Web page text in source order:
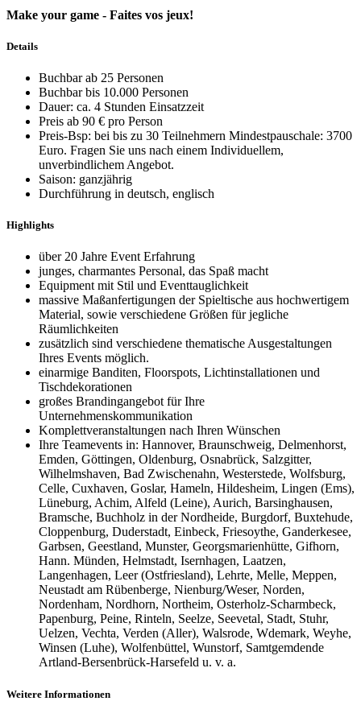
Make your game - Faites vos jeux!
Details
Buchbar ab 25 Personen
Buchbar bis 10.000 Personen
Dauer: ca. 4 Stunden Einsatzzeit
Preis ab 90 € pro Person
Preis-Bsp: bei bis zu 30 Teilnehmern Mindestpauschale: 3700
Euro. Fragen Sie uns nach einem Individuellem,
unverbindlichem Angebot.
Saison: ganzjährig
Durchführung in deutsch, englisch
Highlights
über 20 Jahre Event Erfahrung
junges, charmantes Personal, das Spaß macht
Equipment mit Stil und Eventtauglichkeit
massive Maßanfertigungen der Spieltische aus hochwertigem
Material, sowie verschiedene Größen für jegliche
Räumlichkeiten
zusätzlich sind verschiedene thematische Ausgestaltungen
Ihres Events möglich.
einarmige Banditen, Floorspots, Lichtinstallationen und
Tischdekorationen
großes Brandingangebot für Ihre
Unternehmenskommunikation
Komplettveranstaltungen nach Ihren Wünschen
Ihre Teamevents in: Hannover, Braunschweig, Delmenhorst,
Emden, Göttingen, Oldenburg, Osnabrück, Salzgitter,
Wilhelmshaven, Bad Zwischenahn, Westerstede, Wolfsburg,
Celle, Cuxhaven, Goslar, Hameln, Hildesheim, Lingen (Ems),
Lüneburg, Achim, Alfeld (Leine), Aurich, Barsinghausen,
Bramsche, Buchholz in der Nordheide, Burgdorf, Buxtehude,
Cloppenburg, Duderstadt, Einbeck, Friesoythe, Ganderkesee,
Garbsen, Geestland, Munster, Georgsmarienhütte, Gifhorn,
Hann. Münden, Helmstadt, Isernhagen, Laatzen,
Langenhagen, Leer (Ostfriesland), Lehrte, Melle, Meppen,
Neustadt am Rübenberge, Nienburg/Weser, Norden,
Nordenham, Nordhorn, Northeim, Osterholz-Scharmbeck,
Papenburg, Peine, Rinteln, Seelze, Seevetal, Stadt, Stuhr,
Uelzen, Vechta, Verden (Aller), Walsrode, Wdemark, Weyhe,
Winsen (Luhe), Wolfenbüttel, Wunstorf, Samtgemdende
Artland-Bersenbrück-Harsefeld u. v. a.
Weitere Informationen